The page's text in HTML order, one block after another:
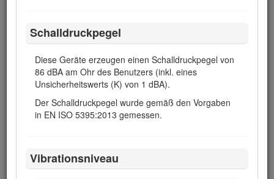
Schalldruckpegel
Diese Geräte erzeugen einen Schalldruckpegel von
86 dBA am Ohr des Benutzers (inkl. eines
Unsicherheitswerts (K) von 1 dBA).
Der Schalldruckpegel wurde gemäß den Vorgaben
in EN ISO 5395:2013 gemessen.
Vibrationsniveau
stellen.
Halten Sie Ihren Körper und Ihre Hände von
Nadellöchern und Düsen fern, aus denen
Hydrauliköl unter hohem Druck ausgestoßen
wird. Verwenden Sie zum Ausfindigmachen
von undichten Stellen Pappe oder Papier
und niemals Ihre Hände. Unter Druck
austretendes Hydrauliköl kann unter die Haut
Einspritzen unter die Haut sofort einen Arzt.